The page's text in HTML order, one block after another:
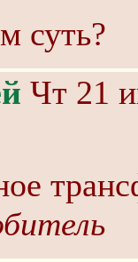
суть?
Чт 21